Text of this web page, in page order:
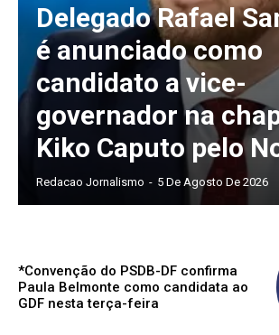
Delegado Rafael
é anunciado como
candidato a vice-
governador na
Kiko Caputo pelo
Redacao Jornalismo - 5 De Agosto De 2026
*Convenção do PSDB-DF confirma
Paula Belmonte como candidata ao
GDF nesta terça-feira